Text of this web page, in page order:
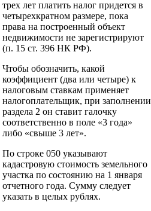
трех лет платить налог придется в
четырехкратном размере, пока
права на построенный объект
недвижимости не зарегистрируют
(п. 15 ст. 396 НК РФ).
Чтобы обозначить, какой
коэффициент (два или четыре) к
налоговым ставкам применяет
налогоплательщик, при заполнении
раздела 2 он ставит галочку
соответственно в поле «3 года»
либо «свыше 3 лет».
По строке 050 указывают
кадастровую стоимость земельного
участка по состоянию на 1 января
отчетного года. Сумму следует
указать в целых рублях.